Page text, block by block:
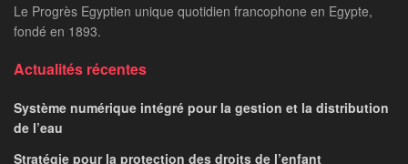
Le Progrès Egyptien unique quotidien francophone en Egypte,
fondé en 1893.
Actualités récentes
Système numérique intégré pour la gestion et la distribution
de l’eau
Stratégie pour la protection des droits de l’enfant